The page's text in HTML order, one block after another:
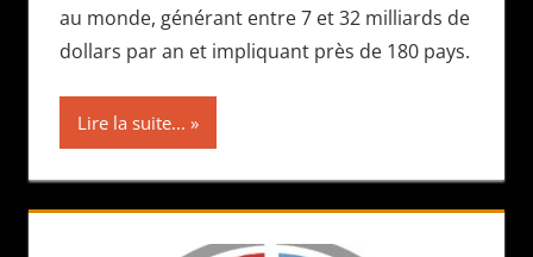
au monde, générant entre 7 et 32 milliards de
dollars par an et impliquant près de 180 pays.
Lire la suite...